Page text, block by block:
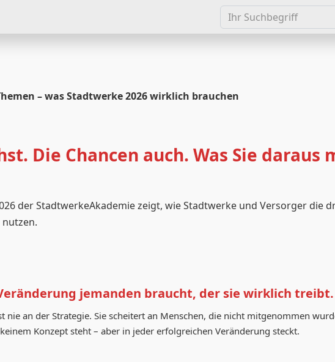
– was Stadtwerke 2026 wirklich brauchen
Die Chancen auch. Was Sie
der StadtwerkeAkademie zeigt, wie Stadtwerke und Versorger die
jemanden braucht, der sie wirklich treibt.
nie an der Strategie. Sie scheitert an Menschen, die nicht mitgenommen
Konzept steht – aber in jeder erfolgreichen Veränderung steckt.